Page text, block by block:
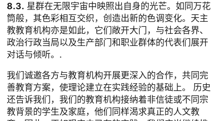
8.3. 星群在无限宇宙中映照出自身的光芒。如同万花
筒般，其色彩相互交织，创造出新的色调变化。天主
教教育机构亦是如此，它们敞开大门，与社会各界、
政治行政当局以及生产部门和职业群体的代表们展开
对话与倾听。.
我们诚邀各方与教育机构开展更深入的合作，共同完
善教育方案，使理论建立在实践经验的基础上。 历史
还告诉我们，我们的教育机构接纳着非信徒或不同宗
教背景的学生及家庭，他们同样渴求真正的人文教